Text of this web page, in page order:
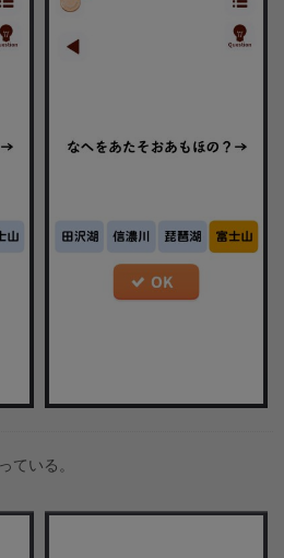
ている。